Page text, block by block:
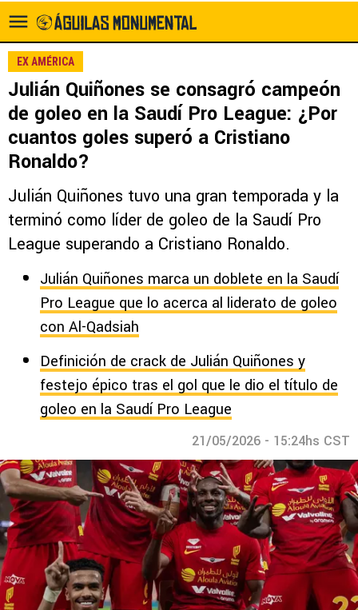
EX AMÉRICA
Julián Quiñones se consagró campeón
de goleo en la Saudí Pro League: ¿Por
cuantos goles superó a Cristiano
Ronaldo?
Julián Quiñones tuvo una gran temporada y la
terminó como líder de goleo de la Saudí Pro
League superando a Cristiano Ronaldo.
Julián Quiñones marca un doblete en la Saudí
Pro League que lo acerca al liderato de goleo
con Al-Qadsiah
Definición de crack de Julián Quiñones y
festejo épico tras el gol que le dio el título de
goleo en la Saudí Pro League
21/05/2026 - 15:24hs CST